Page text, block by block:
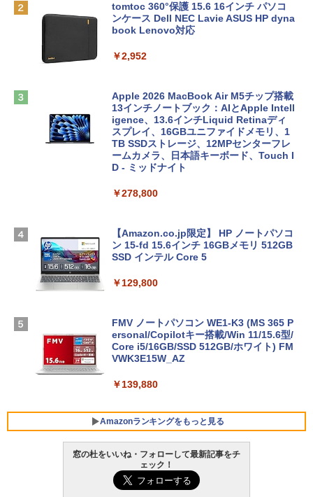
tomtoc 360°保護 15.6 16インチ パソコ
ンケース Dell NEC Lavie ASUS HP dyna
book Lenovo対応
￥2,952
Apple 2026 MacBook Air M5チップ搭載
13インチノートブック：AIとApple Intell
igence、13.6インチLiquid Retinaディ
スプレイ、16GBユニファイドメモリ、1
TB SSDストレージ、12MPセンターフレ
ームカメラ、日本語キーボード、Touch I
D - ミッドナイト
￥278,800
【Amazon.co.jp限定】 HP ノートパソコ
ン 15-fd 15.6インチ 16GBメモリ 512GB
SSD インテル Core 5
￥129,800
FMV ノートパソコン WE1-K3 (MS 365 P
ersonal/Copilotキー搭載/Win 11/15.6型/
Core i5/16GB/SSD 512GB/ホワイト) FM
VWK3E15W_AZ
￥139,880
Amazonランキングをもっと見る
Robloxギフトカード - 800 Robux 【限
定バーチャルアイテムを含む】 【オンラ
生成AIパスポート公式テキスト 第４版
Amazon Kindle - 目に優しい、かさばら
ない、大きな画面で読みやすい、6週間持
窓の杜をいいね・フォローして最新記事をチ
ェック！